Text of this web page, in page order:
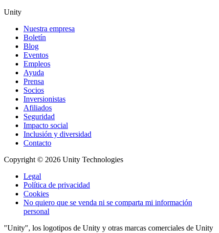
Unity
Nuestra empresa
Boletín
Blog
Eventos
Empleos
Ayuda
Prensa
Socios
Inversionistas
Afiliados
Seguridad
Impacto social
Inclusión y diversidad
Contacto
Copyright © 2026 Unity Technologies
Legal
Política de privacidad
Cookies
No quiero que se venda ni se comparta mi información
personal
"Unity", los logotipos de Unity y otras marcas comerciales de Unity